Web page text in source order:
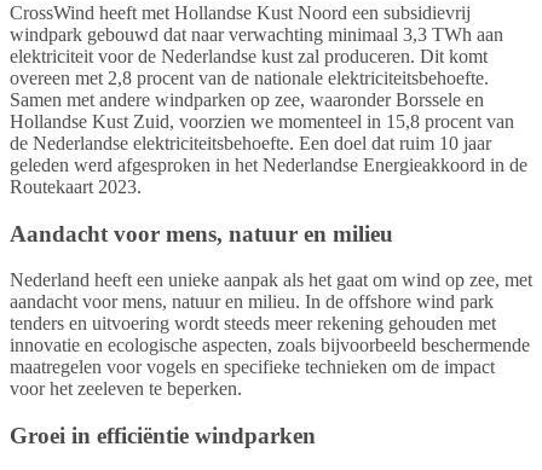
CrossWind heeft met Hollandse Kust Noord een subsidievrij
windpark gebouwd dat naar verwachting minimaal 3,3 TWh aan
elektriciteit voor de Nederlandse kust zal produceren. Dit komt
overeen met 2,8 procent van de nationale elektriciteitsbehoefte.
Samen met andere windparken op zee, waaronder Borssele en
Hollandse Kust Zuid, voorzien we momenteel in 15,8 procent van
de Nederlandse elektriciteitsbehoefte. Een doel dat ruim 10 jaar
geleden werd afgesproken in het Nederlandse Energieakkoord in de
Routekaart 2023.
Aandacht voor mens, natuur en milieu
Nederland heeft een unieke aanpak als het gaat om wind op zee, met
aandacht voor mens, natuur en milieu. In de offshore wind park
tenders en uitvoering wordt steeds meer rekening gehouden met
innovatie en ecologische aspecten, zoals bijvoorbeeld beschermende
maatregelen voor vogels en specifieke technieken om de impact
voor het zeeleven te beperken.
Groei in efficiëntie windparken